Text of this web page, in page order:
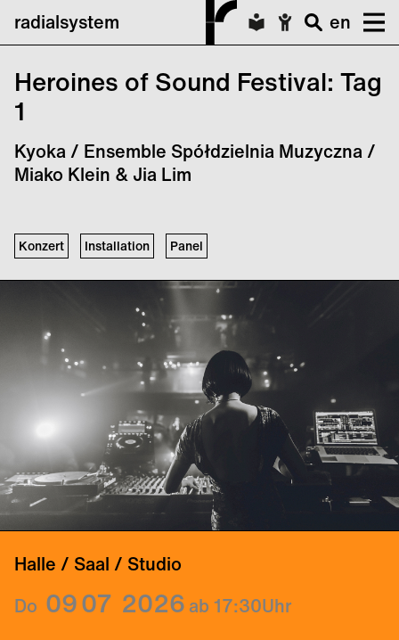
radialsystem en
Heroines of Sound Festival: Tag
1
Kyoka / Ensemble Spółdzielnia Muzyczna /
Miako Klein & Jia Lim
Konzert Installation Panel
Halle / Saal / Studio
Do 0907 2026 ab 17:30Uhr